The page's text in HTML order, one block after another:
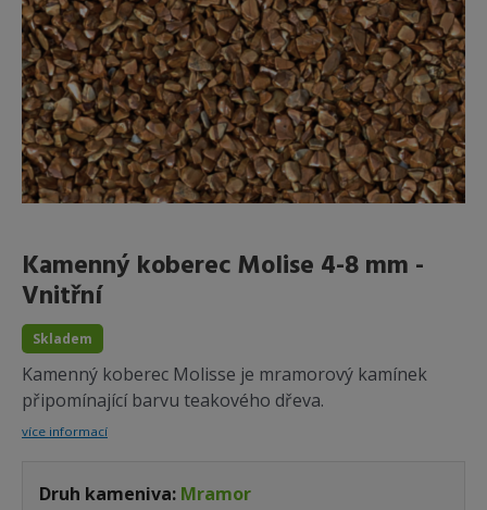
Kamenný koberec Molise 4-8 mm -
Vnitřní
Skladem
Kamenný koberec Molisse je mramorový kamínek
připomínající barvu teakového dřeva.
více informací
Druh kameniva: Mramor